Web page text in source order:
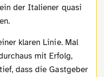
der Italiener quasi
mit Erfolg,
dass die Gastgeber